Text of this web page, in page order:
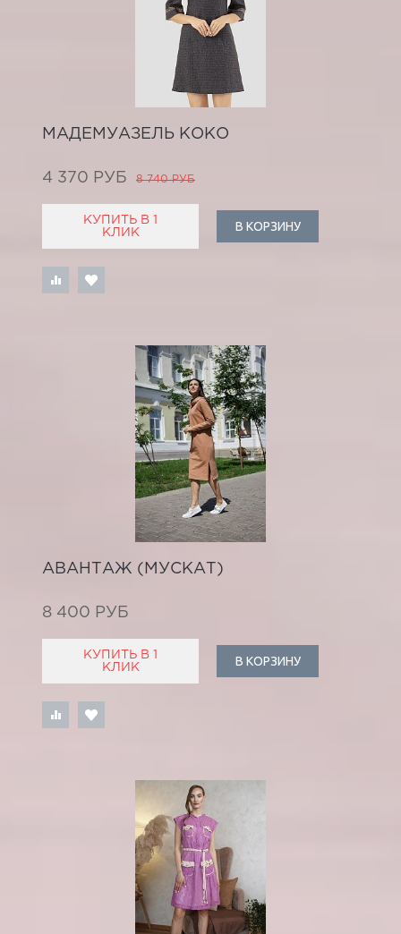
МАДЕМУАЗЕЛЬ КОКО
4 370 РУБ 8 740 РУБ
КУПИТЬ В 1
КЛИК
В КОРЗИНУ
АВАНТАЖ (МУСКАТ)
8 400 РУБ
КУПИТЬ В 1
КЛИК
В КОРЗИНУ